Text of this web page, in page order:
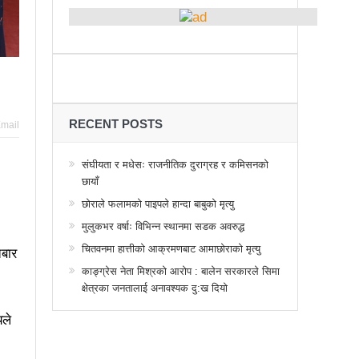
पुरस्कृत हुँदै यी पत्रकार
वैचारिक, राजनीतिक कार्यशाला
३ वटा सूचीकरणबाट हटे
जना घाइते
बिद्यार्थीलाई चलचित्र सिकाउँदै बागमती प्रदेश सरकार
RECENT POSTS
संघीयता र मधेसः राजनीतिक दुराग्रह र कमिसनको
छायाँ
छोराले फलामको पाइपले हान्दा बाबुको मृत्यु
मुलुकभर वर्षाः विभिन्न स्थानमा सडक अवरुद्ध
चितवनमा हात्तीको आक्रमणबाट आमाछोराको मृत्यु
काङ्ग्रेस नेता मिश्रको आरोप : बालेन सरकारले सिमा
क्षेत्रका जनतालाई अनावश्यक दु:ख दियो